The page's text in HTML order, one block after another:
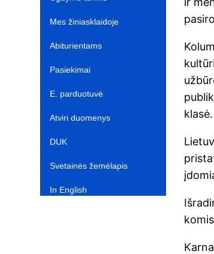
atnaujinimas‎
Mes žiniasklaidoje‎
Abiturientams‎‎
Pasiekimai
E. parduotuvė ‎ ‎ ‎ ‎ ‎ ‎ ‎ ‎ ‎ ‎ ‎ ‎ ‎
Atviri duomenys
DUK
Svetainės žemėlapis
In English‎